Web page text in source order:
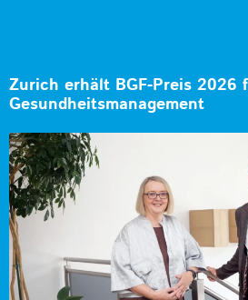
Zurich erhält BGF-Preis 2026
Gesundheitsmanagement